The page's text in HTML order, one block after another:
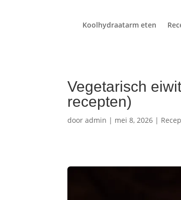
Koolhydraatarm eten
Vegetarisch
recepten)
dooradmin | mei 8, 2026 |